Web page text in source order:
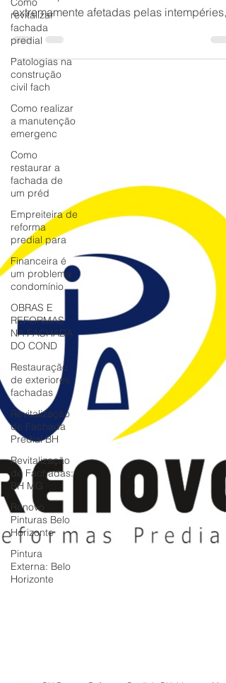
revitalizar
fachada
predial
Patologias na
construção
civil fach
Como realizar
a manutenção
emergenc
Como
restaurar a
fachada de
um préd
Empreiteira de
reforma
predial para
Financeira é
um problema
condomínio
OBRAS E
REFORMAS
NA FACHADA
DO COND
Restauração
de exteriores
fachadas
Revitalização
de Fachada
Predial BH
Revitalização
de Fachadas:
BH MG
Renovo
Pinturas Belo
Horizonte
Pintura
Externa: Belo
Horizonte
Entenda a importância da reforma de
fachada predial As fachadas são
extremamente afetadas pelas intempéries,
como chuva e sol.